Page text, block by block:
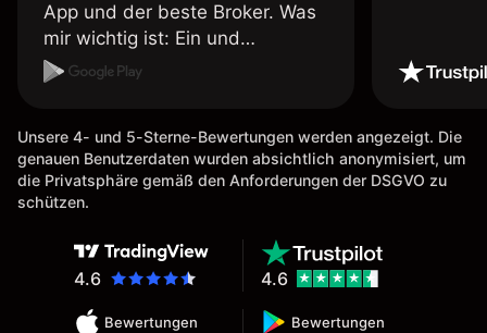
App und der beste Broker. Was
mir wichtig ist: Ein und
Auszahlungen per Kreditkarte
möglich. Berichte, Auszüge OK.
Eine Diagrammfunktion wie es
bei Naga ist wäre
Unsere 4- und 5-Sterne-Bewertungen werden angezeigt. Die
genauen Benutzerdaten wurden absichtlich anonymisiert, um
die Privatsphäre gemäß den Anforderungen der DSGVO zu
schützen.
4.6
Bewertungen Bewertungen
4.6